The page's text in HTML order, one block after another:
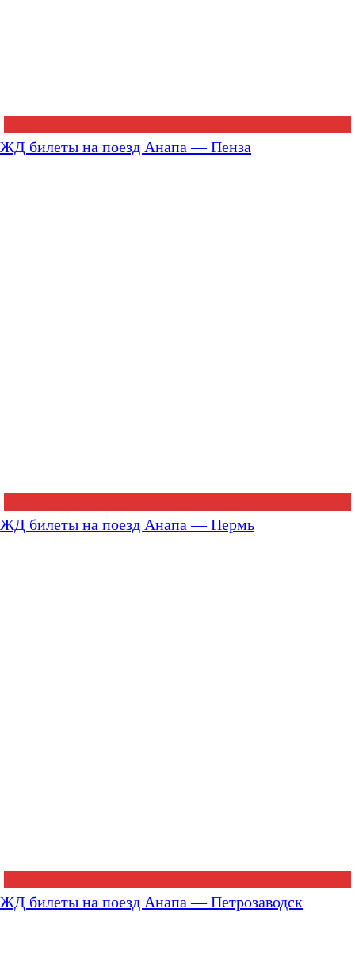
ЖД билеты на поезд Анапа — Пенза
ЖД билеты на поезд Анапа — Пермь
ЖД билеты на поезд Анапа — Петрозаводск